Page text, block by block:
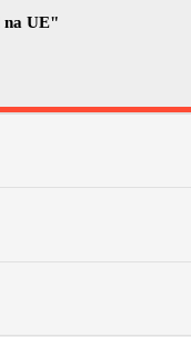
na UE"